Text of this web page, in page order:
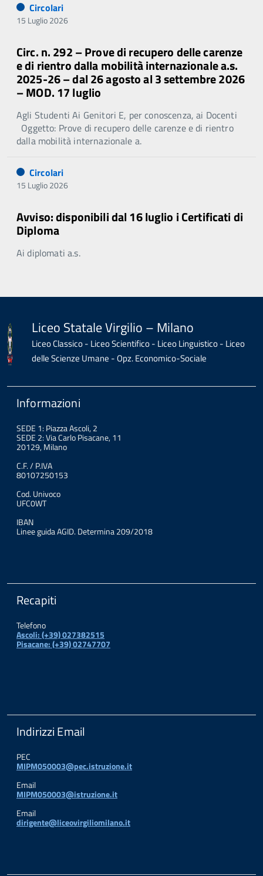
Circolari
15 Luglio 2026
Circ. n. 292 – Prove di recupero delle carenze
e di rientro dalla mobilità internazionale a.s.
2025-26 – dal 26 agosto al 3 settembre 2026
– MOD. 17 luglio
Agli Studenti Ai Genitori E, per conoscenza, ai Docenti
Oggetto: Prove di recupero delle carenze e di rientro
dalla mobilità internazionale a.
Circolari
15 Luglio 2026
Avviso: disponibili dal 16 luglio i Certificati di
Diploma
Ai diplomati a.s.
Liceo Statale Virgilio – Milano
Liceo Classico - Liceo Scientifico - Liceo Linguistico - Liceo
delle Scienze Umane - Opz. Economico-Sociale
Informazioni
SEDE 1: Piazza Ascoli, 2
SEDE 2: Via Carlo Pisacane, 11
20129, Milano
C.F. / P.IVA
80107250153
Cod. Univoco
UFC0WT
IBAN
Linee guida AGID. Determina 209/2018
Recapiti
Telefono
Ascoli: (+39) 027382515
Pisacane: (+39) 02747707
Indirizzi Email
PEC
MIPM050003@pec.istruzione.it
Email
MIPM050003@istruzione.it
Email
dirigente@liceovirgiliomilano.it